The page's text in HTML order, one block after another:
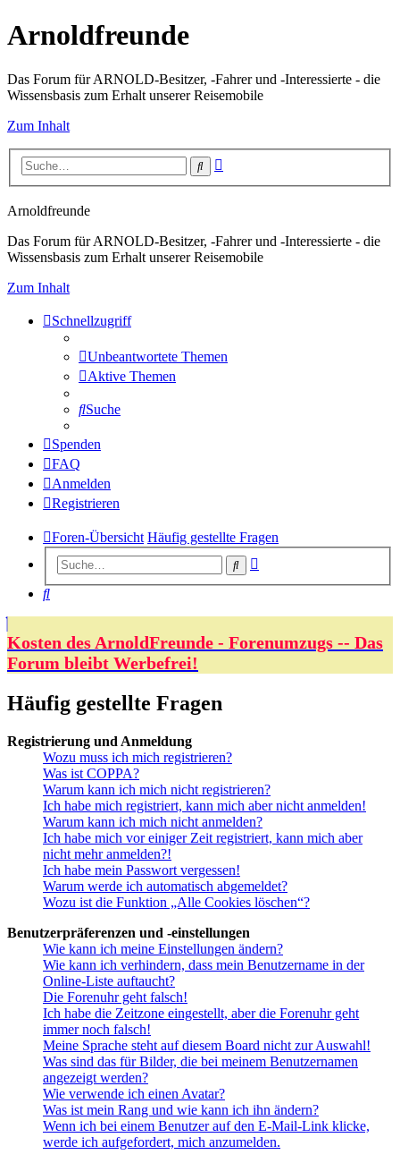
Arnoldfreunde
Das Forum für ARNOLD-Besitzer, -Fahrer und -Interessierte - die
Wissensbasis zum Erhalt unserer Reisemobile
Zum Inhalt
Suche
Arnoldfreunde
Das Forum für ARNOLD-Besitzer, -Fahrer und -Interessierte - die
Wissensbasis zum Erhalt unserer Reisemobile
Zum Inhalt
Schnellzugriff
Unbeantwortete Themen
Aktive Themen
Suche
Spenden
FAQ
Anmelden
Registrieren
Foren-Übersicht Häufig gestellte Fragen
Suche
Suche
Kosten des ArnoldFreunde - Forenumzugs -- Das
Forum bleibt Werbefrei!
Häufig gestellte Fragen
Registrierung und Anmeldung
Wozu muss ich mich registrieren?
Was ist COPPA?
Warum kann ich mich nicht registrieren?
Ich habe mich registriert, kann mich aber nicht anmelden!
Warum kann ich mich nicht anmelden?
Ich habe mich vor einiger Zeit registriert, kann mich aber
nicht mehr anmelden?!
Ich habe mein Passwort vergessen!
Warum werde ich automatisch abgemeldet?
Wozu ist die Funktion „Alle Cookies löschen“?
Benutzerpräferenzen und -einstellungen
Wie kann ich meine Einstellungen ändern?
Wie kann ich verhindern, dass mein Benutzername in der
Online-Liste auftaucht?
Die Forenuhr geht falsch!
Ich habe die Zeitzone eingestellt, aber die Forenuhr geht
immer noch falsch!
Meine Sprache steht auf diesem Board nicht zur Auswahl!
Was sind das für Bilder, die bei meinem Benutzernamen
angezeigt werden?
Wie verwende ich einen Avatar?
Was ist mein Rang und wie kann ich ihn ändern?
Wenn ich bei einem Benutzer auf den E-Mail-Link klicke,
werde ich aufgefordert, mich anzumelden.